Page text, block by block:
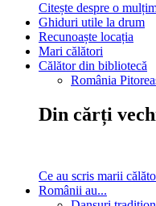
Citește despre o
Ghiduri utile la drum
Recunoaște locația
Mari călători
Călător din bibliotecă
România
Din cărți
Ce au scris marii
Românii au...